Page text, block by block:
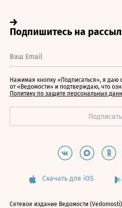
Нажимая кнопку «Подписаться», я даю
от «Ведомости» и подтверждаю, что
Политику по защите персональных
Скачать для iOS
Сетевое издание Ведомости (Vedomosti)